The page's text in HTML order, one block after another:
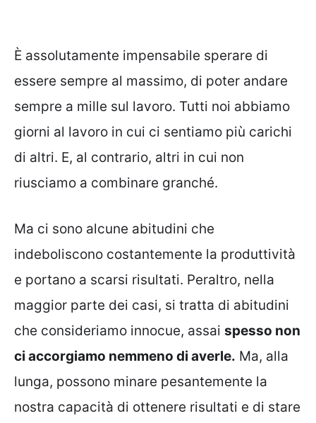
È assolutamente impensabile sperare di
essere sempre al massimo, di poter andare
sempre a mille sul lavoro. Tutti noi abbiamo
giorni al lavoro in cui ci sentiamo più carichi
di altri. E, al contrario, altri in cui non
riusciamo a combinare granché.
Ma ci sono alcune abitudini che
indeboliscono costantemente la produttività
e portano a scarsi risultati. Peraltro, nella
maggior parte dei casi, si tratta di abitudini
che consideriamo innocue, assai spesso non
ci accorgiamo nemmeno di averle. Ma, alla
lunga, possono minare pesantemente la
nostra capacità di ottenere risultati e di stare